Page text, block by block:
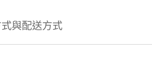
與配送方式